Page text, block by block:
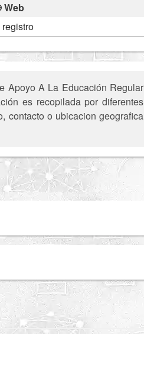
Web
Apoyo A La Educación Regular
es recopilada por diferentes
contacto o ubicacion geografica